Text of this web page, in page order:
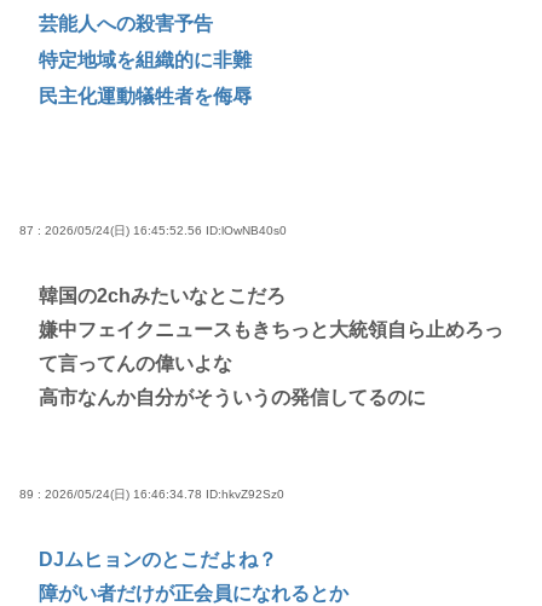
芸能人への殺害予告
特定地域を組織的に非難
民主化運動犠牲者を侮辱
87 : 2026/05/24(日) 16:45:52.56 ID:lOwNB40s0
韓国の2chみたいなとこだろ
嫌中フェイクニュースもきちっと大統領自ら止めろっ
て言ってんの偉いよな
高市なんか自分がそういうの発信してるのに
89 : 2026/05/24(日) 16:46:34.78 ID:hkvZ92Sz0
DJムヒョンのとこだよね？
障がい者だけが正会員になれるとか